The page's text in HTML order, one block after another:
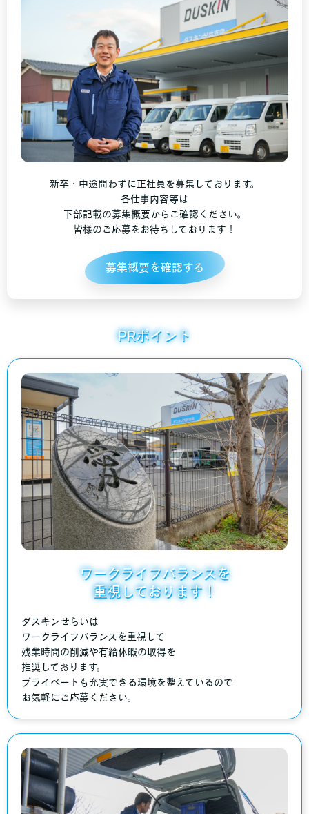
新卒・中途問わずに正社員を募集しております。
各仕事内容等は
下部記載の募集概要からご確認ください。
皆様のご応募をお待ちしております！
募集概要を確認する
PRポイント
ワークライフバランスを
重視しております！
ダスキンせらいは
ワークライフバランスを重視して
残業時間の削減や有給休暇の取得を
推奨しております。
プライベートも充実できる環境を整えているので
お気軽にご応募ください。